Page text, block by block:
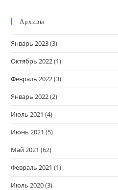
Архивы
Январь 2023(3)
Октябрь 2022(1)
Февраль 2022(3)
Январь 2022(2)
Июль 2021 (4)
Июнь 2021 (5)
Май 2021 (62)
Февраль 2021 (1)
Июль 2020(3)